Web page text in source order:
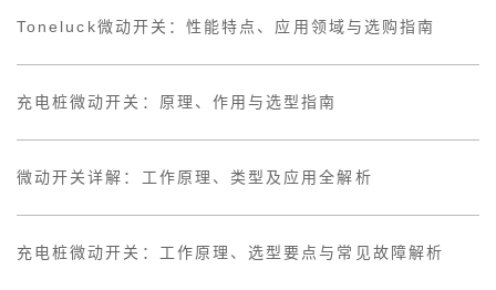
Toneluck微动开关：性能特点、应用领域与选购指南
充电桩微动开关：原理、作用与选型指南
微动开关详解：工作原理、类型及应用全解析
充电桩微动开关：工作原理、选型要点与常见故障解析